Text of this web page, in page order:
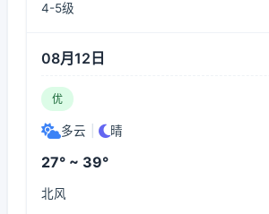
4-5级
08月12日
优
多云 晴
27° ~ 39°
北风